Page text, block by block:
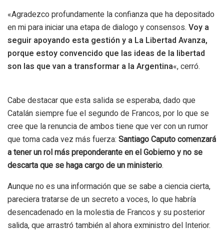
«Agradezco profundamente la confianza que ha depositado
en mi para iniciar una etapa de dialogo y consensos. Voy a
seguir apoyando esta gestión y a La Libertad Avanza,
porque estoy convencido que las ideas de la libertad
son las que van a transformar a la Argentina«, cerró.
Cabe destacar que esta salida se esperaba, dado que
Catalán siempre fue el segundo de Francos, por lo que se
cree que la renuncia de ambos tiene que ver con un rumor
que toma cada vez más fuerza: Santiago Caputo comenzará
a tener un rol más preponderante en el Gobierno y no se
descarta que se haga cargo de un ministerio.
Aunque no es una información que se sabe a ciencia cierta,
pareciera tratarse de un secreto a voces, lo que habría
desencadenado en la molestia de Francos y su posterior
salida, que arrastró también al ahora exministro del Interior.